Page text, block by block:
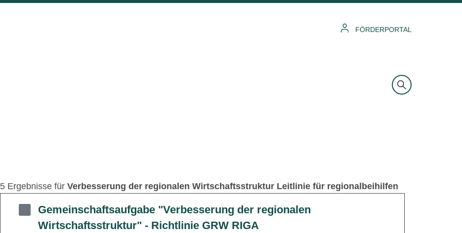
FÖRDERPORTAL
5 Ergebnisse für Verbesserung der regionalen Wirtschaftsstruktur Leitlinie für regionalbeihilfen
Gemeinschaftsaufgabe "Verbesserung der regionalen
Wirtschaftsstruktur" - Richtlinie GRW RIGA